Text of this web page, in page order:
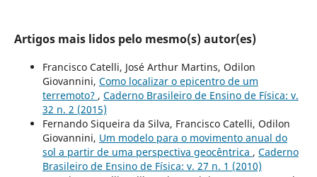
Artigos mais lidos pelo mesmo(s) autor(es)
Francisco Catelli, José Arthur Martins, Odilon
Giovannini, Como localizar o epicentro de um
terremoto? , Caderno Brasileiro de Ensino de Física: v.
32 n. 2 (2015)
Fernando Siqueira da Silva, Francisco Catelli, Odilon
Giovannini, Um modelo para o movimento anual do
sol a partir de uma perspectiva geocêntrica , Caderno
Brasileiro de Ensino de Física: v. 27 n. 1 (2010)